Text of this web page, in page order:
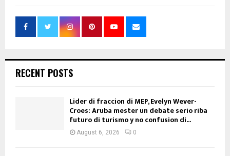
RECENT POSTS
Lider di fraccion di MEP, Evelyn Wever-
Croes: Aruba mester un debate serio riba
futuro di turismo y no confusion di...
August 6, 2026 0